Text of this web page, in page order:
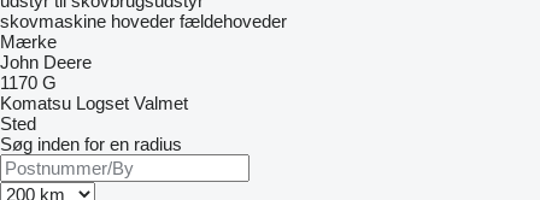
skovmaskine hoveder fældehoveder
Mærke
John Deere
1170 G
Komatsu Logset Valmet
Sted
Søg inden for en radius